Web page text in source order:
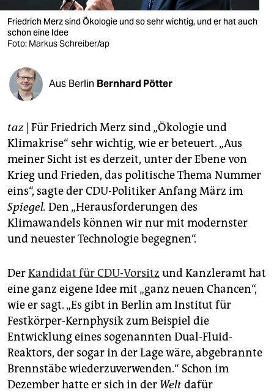
verlag
verlag
shop
fragen & hilfe
unterstützen
abo
genossenschaft
epaper login
Friedrich Merz sind Ökologie und so sehr wichtig, und er hat auch
schon eine Idee
Foto: Markus Schreiber/ap
Aus Berlin Bernhard Pötter
taz| Für Friedrich Merz sind „Ökologie und
Klimakrise“ sehr wichtig, wie er beteuert. „Aus
meiner Sicht ist es derzeit, unter der Ebene von
Krieg und Frieden, das politische Thema Nummer
eins“, sagte der CDU-Politiker Anfang März im
Spiegel. Den „Herausforderungen des
Klimawandels können wir nur mit modernster
und neuester Technologie begegnen“.
DerKandidat für CDU-Vorsitz und Kanzleramt hat
eine ganz eigene Idee mit „ganz neuen Chancen“,
wie er sagt. „Es gibt in Berlin am Institut für
Festkörper-Kernphysik zum Beispiel die
Entwicklung eines sogenannten Dual-Fluid-
Reaktors, der sogar in der Lage wäre, abgebrannte
Brennstäbe wiederzuverwenden.“ Schon im
Dezember hatte er sich in der Weltdafür